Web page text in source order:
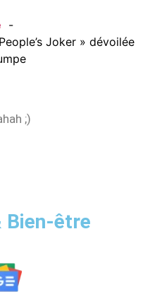
Joker » dévoilée
;)
Bien-être